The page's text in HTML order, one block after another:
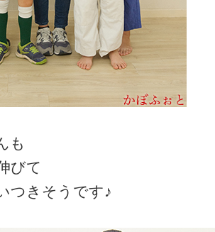
も
びて
つきそうです♪